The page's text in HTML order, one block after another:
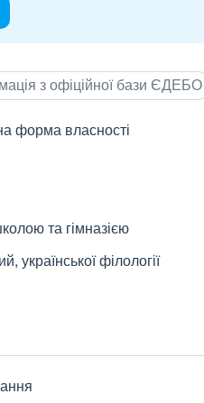
з офіційної бази ЄДЕБО
форма власності
та гімназією
української філології